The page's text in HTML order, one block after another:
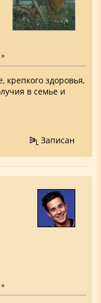
крепкого здоровья,
в семье и
Записан